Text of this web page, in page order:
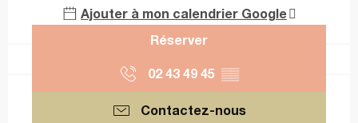
Ajouter à mon calendrier Google
Réserver
02 43 49 45 ▒▒
Contactez-nous